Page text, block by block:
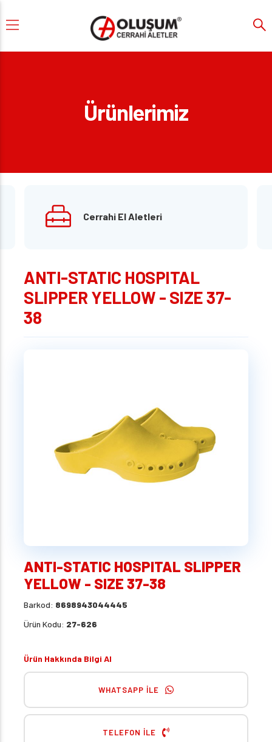
Ürünlerimiz
Cerrahi El Aletleri
ANTI-STATIC HOSPITAL
SLIPPER YELLOW - SIZE 37-
38
ANTI-STATIC HOSPITAL SLIPPER
YELLOW - SIZE 37-38
Barkod: 8698943044445
Ürün Kodu: 27-626
Ürün Hakkında Bilgi Al
WHATSAPP İLE
TELEFON İLE